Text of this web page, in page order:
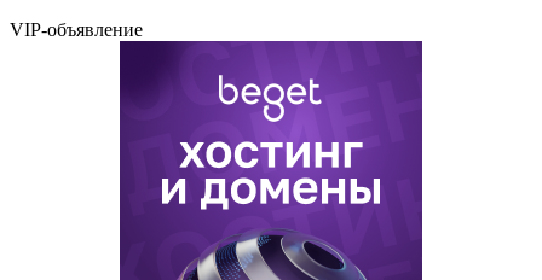
VIP-объявление